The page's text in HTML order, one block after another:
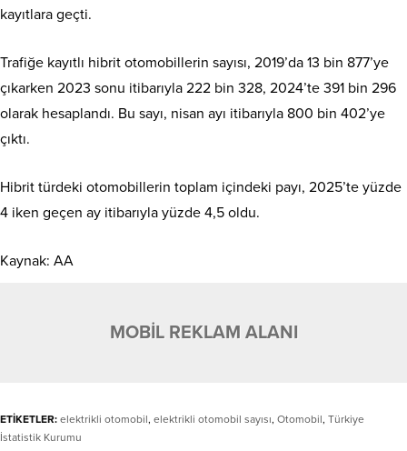
kayıtlara geçti.
Trafiğe kayıtlı hibrit otomobillerin sayısı, 2019’da 13 bin 877’ye
çıkarken 2023 sonu itibarıyla 222 bin 328, 2024’te 391 bin 296
olarak hesaplandı. Bu sayı, nisan ayı itibarıyla 800 bin 402’ye
çıktı.
Hibrit türdeki otomobillerin toplam içindeki payı, 2025’te yüzde
4 iken geçen ay itibarıyla yüzde 4,5 oldu.
Kaynak: AA
MOBİL REKLAM ALANI
ETİKETLER: elektrikli otomobil, elektrikli otomobil sayısı, Otomobil, Türkiye
İstatistik Kurumu